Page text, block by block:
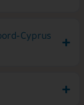
Cyprus